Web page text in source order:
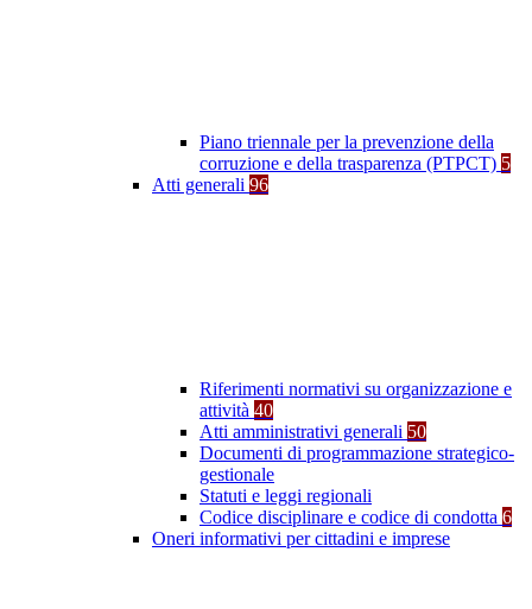
Piano triennale per la prevenzione della
corruzione e della trasparenza (PTPCT) 5
Atti generali 96
Riferimenti normativi su organizzazione e
attività 40
Atti amministrativi generali 50
Documenti di programmazione strategico-
gestionale
Statuti e leggi regionali
Codice disciplinare e codice di condotta 6
Oneri informativi per cittadini e imprese